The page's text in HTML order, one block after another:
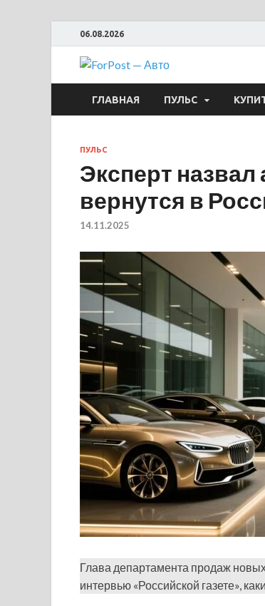
06.08.2026
ГЛАВНАЯ ПУЛЬС
ПУЛЬС
Эксперт
вернутся в
14.11.2025
Глава департамента продаж
интервью «Российской газете»,